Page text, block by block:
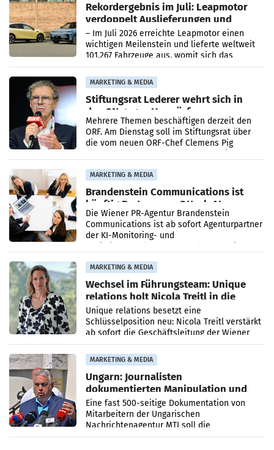
Rekordergebnis im Juli: Leapmotor
verdoppelt Auslieferungen und
überschreitet die 100.000er-Marke
– Im Juli 2026 erreichte Leapmotor einen
wichtigen Meilenstein und lieferte weltweit
101.267 Fahrzeuge aus, womit sich das
Ergebnis gegenüber Juli 2025 mehr als
verdoppelte (+102
MARKETING & MEDIA
Stiftungsrat Lederer wehrt sich in
den SN gegen Vorwürfe
Mehrere Themen beschäftigen derzeit den
ORF. Am Dienstag soll im Stiftungsrat über
die vom neuen ORF-Chef Clemens Pig
MARKETING & MEDIA
Brandenstein Communications ist
künftig Partner von OtterlyAI
Die Wiener PR-Agentur Brandenstein
Communications ist ab sofort Agenturpartner
der KI-Monitoring- und
MARKETING & MEDIA
Wechsel im Führungsteam: Unique
relations holt Nicola Treitl in die
Geschäftsleitung
Unique relations besetzt eine
Schlüsselposition neu: Nicola Treitl verstärkt
ab sofort die Geschäftsleitung der Wiener
PR-Agentur an der Seite von Josef Kalina und
Anna Kalina-Mahr.
MARKETING & MEDIA
Ungarn: Journalisten
dokumentierten Manipulation und
Zensur
Eine fast 500-seitige Dokumentation von
Mitarbeitern der Ungarischen
Nachrichtenagentur MTI soll die
systematische Nachrichten-Manipulation und